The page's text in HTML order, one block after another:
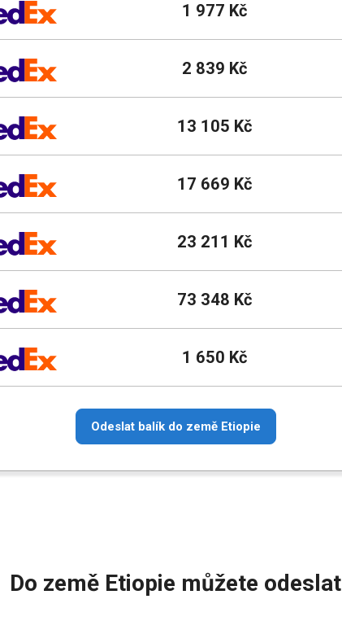
1 977 Kč
2 839 Kč
13 105 Kč
17 669 Kč
23 211 Kč
73 348 Kč
1 650 Kč
Odeslat balík do země Etiopie
Do země Etiopie můžete odeslat